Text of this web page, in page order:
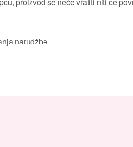
proizvod se neće vratiti niti će
narudžbe.